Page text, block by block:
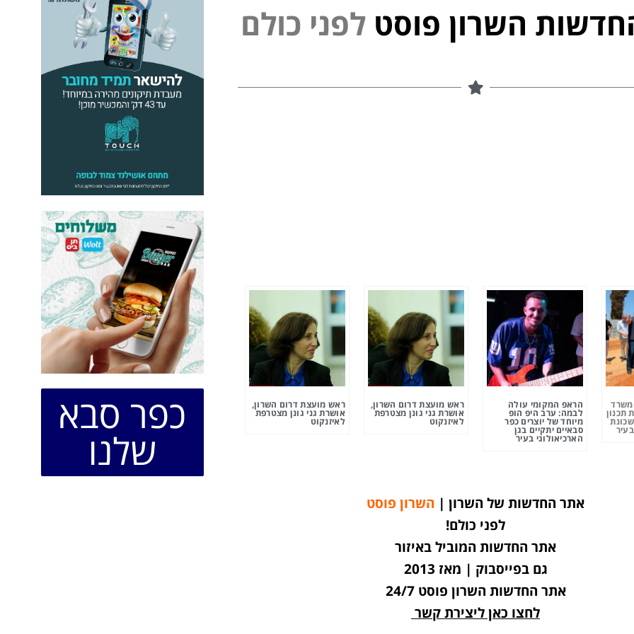
השרון פוסט לפני כולם
תכנון
הראפ המקומי עולה
לבמה: ערב היפ הופ
מיוחד של יוצרים כפר
סבאיים יתקיים בגן
הארכיאולוגי בעיר
ראש מועצת דרום השרון,
אושרת גני גונן מצטרפת
לאיזנקוט
ראש מועצת דרום השרון,
אושרת גני גונן מצטרפת
לאיזנקוט כפר סבא
שלנו
אתר החדשות של השרון | השרון פוסט
לפני כולם!
אתר החדשות המוביל באיזור
גם בפייסבוק | מאז 2013
אתר החדשות השרון פוסט 24/7
לחצו כאן ליצירת קשר